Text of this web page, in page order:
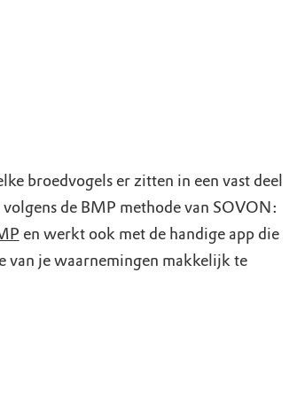
broedvogels er zitten in een vast deel
de BMP methode van SOVON:
en werkt ook met de handige app die
van je waarnemingen makkelijk te